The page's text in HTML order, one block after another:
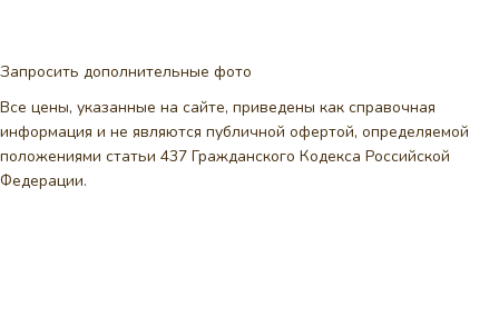
Запросить дополнительные фото
Все цены, указанные на сайте, приведены как справочная
информация и не являются публичной офертой, определяемой
положениями статьи 437 Гражданского Кодекса Российской
Федерации.